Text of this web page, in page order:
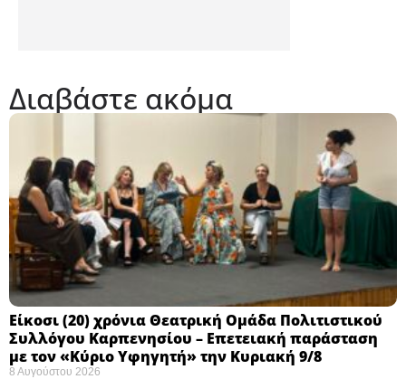
Διαβάστε ακόμα
Eίκοσι (20) χρόνια Θεατρική Ομάδα Πολιτιστικού
Συλλόγου Καρπενησίου – Επετειακή παράσταση
με τον «Κύριο Υφηγητή» την Κυριακή 9/8
8 Αυγούστου 2026